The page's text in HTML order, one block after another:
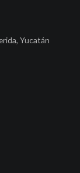
Yucatán